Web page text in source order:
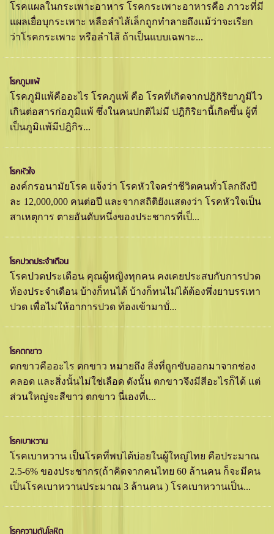
โรคแผลในกระเพาะอาหาร โรคกระเพาะอาหารคือ ภาวะที่มี
แผลเยื่อบุกระเพาะ หลือลำไส้เล็กถูกทำลายถึงแม้ว่าจะเรียก
ว่าโรคกระเพาะ หรือลำไส้ ถ้าเป็นแบบเฉพาะ...
โรคภูมแพ้
โรคภูมิแพ้คืออะไร โรคภูแพ้ คือ โรคที่เกิดจากปฎิกิริยาภูมิไว
เกินต่อสารก่อภูมิแพ้ ซึ่งในคนปกติไม่มี ปฎิกิริยานี้เกิดขึ้น ผู้ที่
เป็นภูมิแพ้มีปฎิกิร...
โรคหัวใจ
องค์กรอนามัยโรค แจ้งว่า โรคหัวใจคร่าชีวิตคนทั่วโลกถึงปี
ละ 12,000,000 คนต่อปี และจากสถิติยังแสดงว่า โรคหัวใจเป็น
สาเหตุการ ตายอันดับหนึ่งของประชากรที่เป็...
โรคปวดประจำเดือน
โรคปวดประเดือน คุณผู้หญิงทุกคน คงเคยประสบกับการปวด
ท้องประจำเดือน บ้างก็ทนได้ บ้างก็ทนไม่ได้ต้องพึ่งยาบรรเทา
ปวด เพื่อไม่ให้อาการปวด ท้องเข้ามาบั่...
โรคตกขาว
ตกขาวคืออะไร ตกขาว หมายถึง สิ่งที่ถูกขับออกมาจากช่อง
คลอด และสิ่งนั้นไม่ใช่เลือด ดังนั้น ตกขาวจึงมีสีอะไรก็ได้ แต่
ส่วนใหญ่จะสีขาว ตกขาว นี่เองที่เ...
โรคเบาหวาน
โรคเบาหวาน เป็นโรคที่พบได้บ่อยในผู้ใหญ่ไทย คือประมาณ
2.5-6% ของประชากร(ถ้าคิดจากคนไทย 60 ล้านคน ก็จะมีคน
เป็นโรคเบาหวานประมาณ 3 ล้านคน ) โรคเบาหวานเป็น...